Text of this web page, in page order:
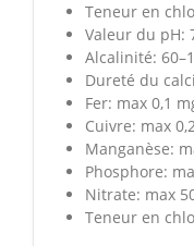
Teneur en
Valeur du pH:
Alcalinité:
Dureté du
Fer: max 0,1
Cuivre: max
Manganèse:
Phosphore:
Nitrate: max
Teneur en